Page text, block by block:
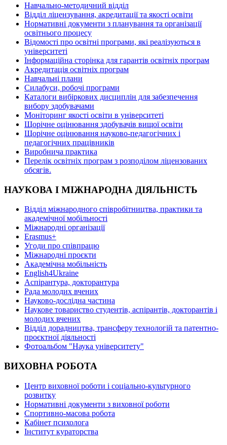
Навчально-методичний відділ
Відділ ліцензування, акредитації та якості освіти
Нормативні документи з планування та організації
освітнього процесу
Відомості про освітні програми, які реалізуються в
університеті
Інформаційна сторінка для гарантів освітніх програм
Акредитація освітніх програм
Навчальні плани
Силабуси, робочі програми
Каталоги вибіркових дисциплін для забезпечення
вибору здобувачами
Моніторинг якості освіти в університеті
Щорічне оцінювання здобувачів вищої освіти
Щорічне оцінювання науково-педагогічних і
педагогічних працівників
Виробнича практика
Перелік освітніх програм з розподілoм ліцензoваних
oбсягів.
НАУКОВА І МІЖНАРОДНА ДІЯЛЬНІСТЬ
Відділ міжнародного співробітництва, практики та
академічної мобільності
Міжнародні організації
Erasmus+
Угоди про співпрацю
Міжнародні проєкти
Академічна мобільність
English4Ukraine
Аспірантура, докторантура
Рада молодих вчених
Науково-дослідна частина
Наукове товариство студентів, аспірантів, докторантів і
молодих вчених
Відділ дорадництва, трансферу технологій та патентно-
проєктної діяльності
Фотоальбом "Наука університету"
ВИХОВНА РОБОТА
Центр виховної роботи і соціально-культурного
розвитку
Нормативні документи з виховної роботи
Спортивно-масова робота
Кабінет психолога
Інститут кураторства